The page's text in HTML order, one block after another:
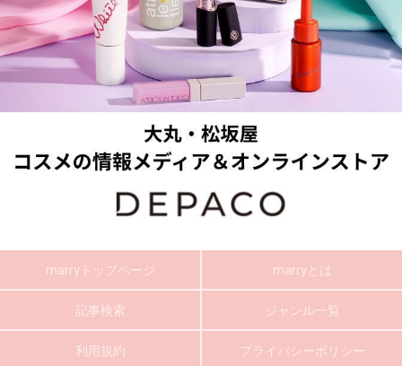
marryトップページ marryとは
記事検索 ジャンル一覧
利用規約 プライバシーポリシー